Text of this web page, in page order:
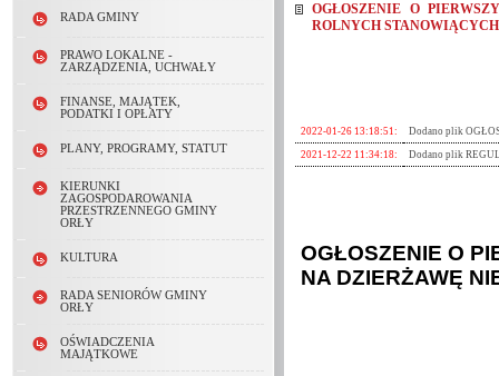
RADA GMINY
PRAWO LOKALNE -
ZARZĄDZENIA, UCHWAŁY
FINANSE, MAJĄTEK,
PODATKI I OPŁATY
PLANY, PROGRAMY, STATUT
KIERUNKI
ZAGOSPODAROWANIA
PRZESTRZENNEGO GMINY
ORŁY
KULTURA
RADA SENIORÓW GMINY
ORŁY
OŚWIADCZENIA
MAJĄTKOWE
OGŁOSZENIE O
ROLNYCH
2022-01-26 13:18:51: Dodano plik
2021-12-22 11:34:18: Dodano plik
OGŁOSZENIE O
NA DZIERŻAWĘ